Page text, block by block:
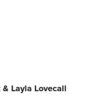
Layla Lovecall